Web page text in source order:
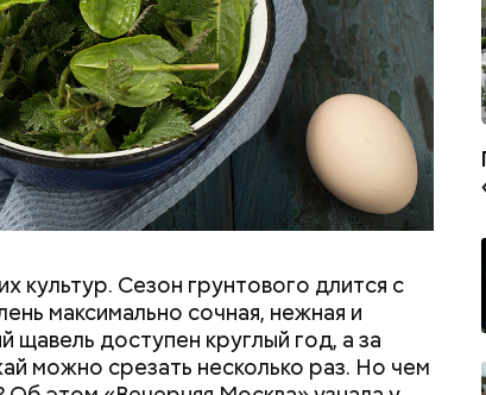
культур. Сезон грунтового длится с
максимально сочная, нежная и
щавель доступен круглый год, а за
можно срезать несколько раз. Но чем
ПРОДУКТЫ